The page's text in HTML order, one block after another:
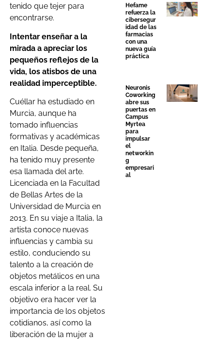
tenido que tejer para
encontrarse.
Intentar enseñar a la
mirada a apreciar los
pequeños reflejos de la
vida, los atisbos de una
realidad imperceptible.
Cuéllar ha estudiado en
Murcia, aunque ha
tomado influencias
formativas y académicas
en Italia. Desde pequeña,
ha tenido muy presente
esa llamada del arte.
Licenciada en la Facultad
de Bellas Artes de la
Universidad de Murcia en
2013. En su viaje a Italia, la
artista conoce nuevas
influencias y cambia su
estilo, conduciendo su
talento a la creación de
objetos metálicos en una
escala inferior a la real. Su
objetivo era hacer ver la
importancia de los objetos
cotidianos, así como la
liberación de la mujer a
Hefame
refuerza la
cibersegur
idad de las
farmacias
con una
nueva guía
práctica
Neuronis
Coworking
abre sus
puertas en
Campus
Myrtea
para
impulsar
el
networkin
g
empresari
al